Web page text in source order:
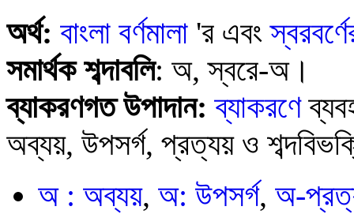
অর্থ: বাংলা বর্ণমালা 'র এবং
সমার্থক শব্দাবলি: অ, স্বরে-অ।
ব্যাকরণগত উপাদান: ব্যাকরণে
অব্যয়, উপসর্গ, প্রত্যয় ও
অ : অব্যয়, অ: উপসর্গ, অ-